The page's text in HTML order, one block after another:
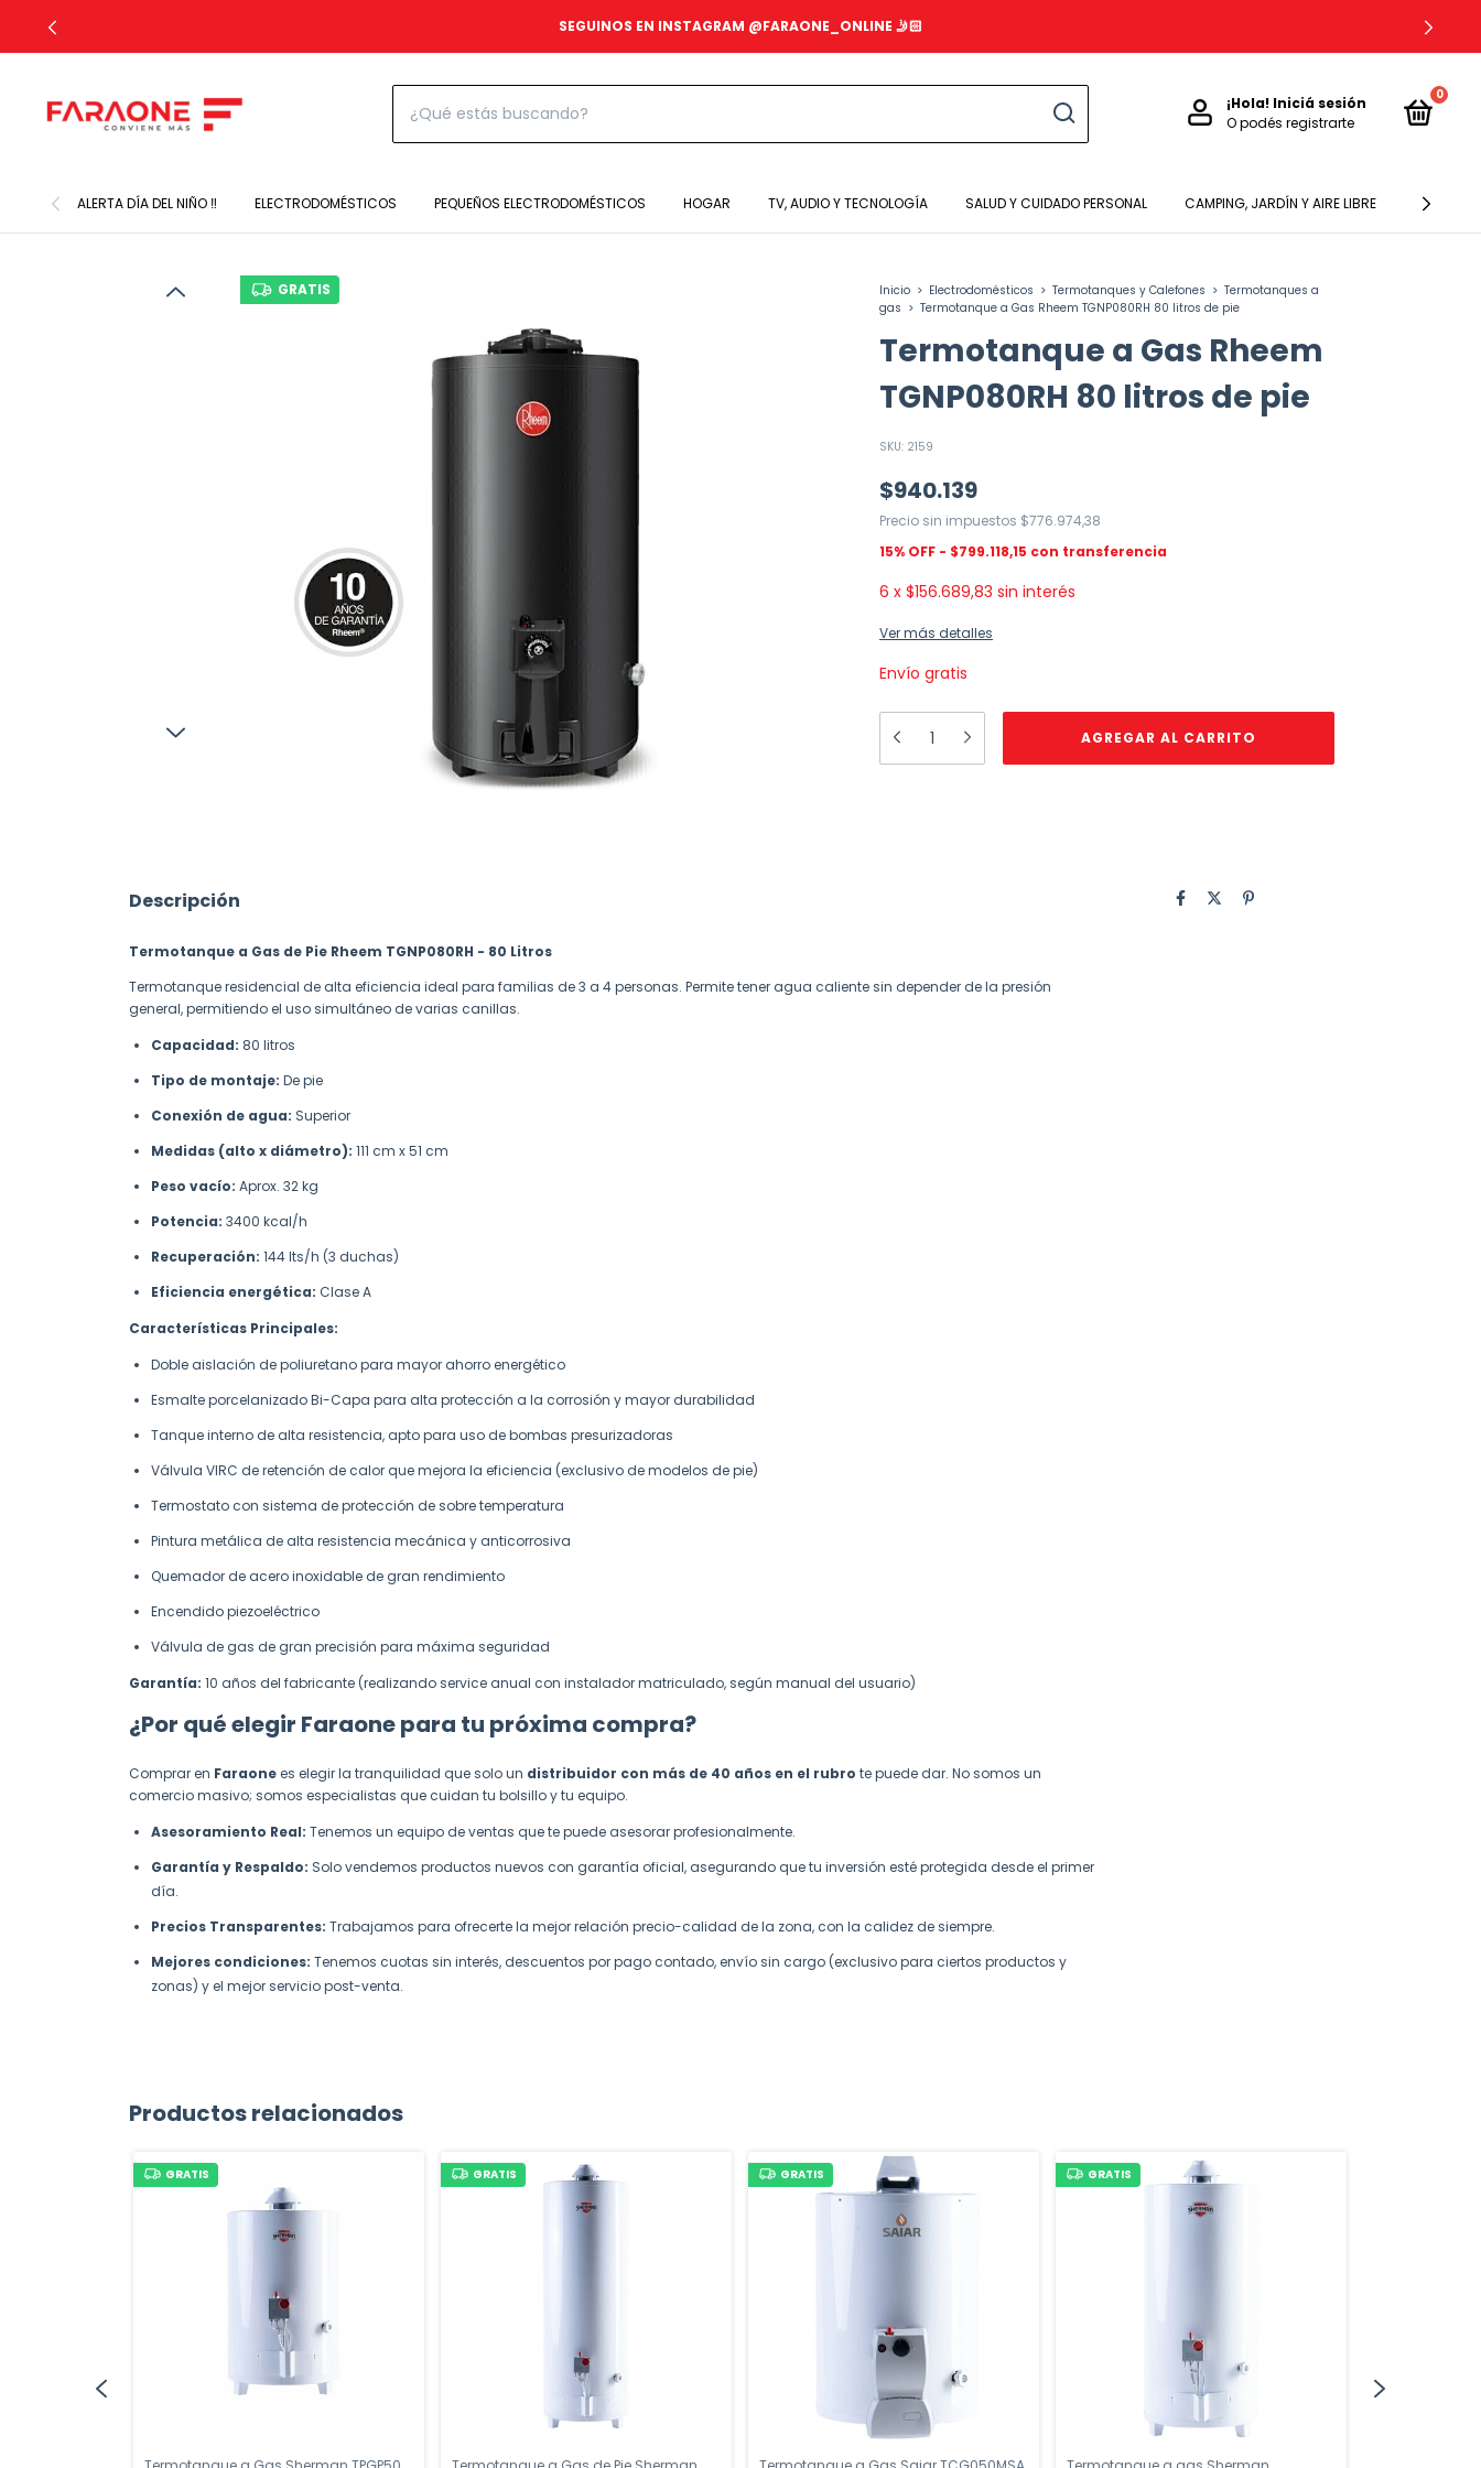
SEGUINOS EN INSTAGRAM @FARAONE_ONLINE 🤳🏻
¡Hola! Iniciá sesión
O podés registrarte
0
ALERTA DÍA DEL NIÑO ‼️ ELECTRODOMÉSTICOS PEQUEÑOS ELECTRODOMÉSTICOS HOGAR TV, AUDIO Y TECNOLOGÍA SALUD Y CUIDADO PERSONAL CAMPING, JARDÍN Y AIRE LIBRE BEBES Y
GRATIS Inicio > Electrodomésticos > Termotanques y Calefones > Termotanques a
gas > Termotanque a Gas Rheem TGNP080RH 80 litros de pie
Termotanque a Gas Rheem
TGNP080RH 80 litros de pie
SKU: 2159
$940.139
Precio sin impuestos $776.974,38
$799.118,15
6 x $156.689,83 sin interés
Ver más detalles
Envío gratis
Descripción
Termotanque a Gas de Pie Rheem TGNP080RH - 80 Litros
Termotanque residencial de alta eficiencia ideal para familias de 3 a 4 personas. Permite tener agua caliente sin depender de la presión
general, permitiendo el uso simultáneo de varias canillas.
Capacidad: 80 litros
Tipo de montaje: De pie
Conexión de agua: Superior
Medidas (alto x diámetro): 111 cm x 51 cm
Peso vacío: Aprox. 32 kg
Potencia: 3400 kcal/h
Recuperación: 144 lts/h (3 duchas)
Eficiencia energética: Clase A
Características Principales:
Doble aislación de poliuretano para mayor ahorro energético
Esmalte porcelanizado Bi-Capa para alta protección a la corrosión y mayor durabilidad
Tanque interno de alta resistencia, apto para uso de bombas presurizadoras
Válvula VIRC de retención de calor que mejora la eficiencia (exclusivo de modelos de pie)
Termostato con sistema de protección de sobre temperatura
Pintura metálica de alta resistencia mecánica y anticorrosiva
Quemador de acero inoxidable de gran rendimiento
Encendido piezoeléctrico
Válvula de gas de gran precisión para máxima seguridad
Garantía: 10 años del fabricante (realizando service anual con instalador matriculado, según manual del usuario)
¿Por qué elegir Faraone para tu próxima compra?
Comprar en Faraonees elegir la tranquilidad que solo un distribuidor con más de 40 años en el rubro te puede dar. No somos un
comercio masivo; somos especialistas que cuidan tu bolsillo y tu equipo.
Asesoramiento Real: Tenemos un equipo de ventas que te puede asesorar profesionalmente.
Garantía y Respaldo: Solo vendemos productos nuevos con garantía oficial, asegurando que tu inversión esté protegida desde el primer
día.
Precios Transparentes: Trabajamos para ofrecerte la mejor relación precio-calidad de la zona, con la calidez de siempre.
Mejores condiciones: Tenemos cuotas sin interés, descuentos por pago contado, envío sin cargo (exclusivo para ciertos productos y
zonas) y el mejor servicio post-venta.
Productos relacionados
GRATIS GRATIS GRATIS GRATIS